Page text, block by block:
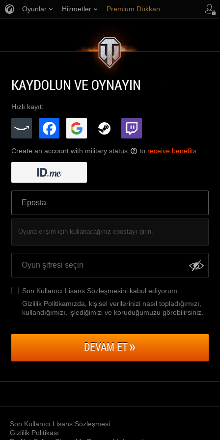
Oyunlar Hizmetler Premium Dükkan
KAYDOLUN VE OYNAYIN
Hızlı kayıt:
Create an account with military status ? to receive benefits:
Oyuna erişim için kullanacağınız epostayı girin.
Son Kullanıcı Lisans Sözleşmesini kabul ediyorum.
Gizlilik Politikamızda, kişisel verilerinizi nasıl topladığımızı,
kullandığımızı, işlediğimizi ve koruduğumuzu görebilirsiniz
DEVAM ET
Son Kullanıcı Lisans Sözleşmesi
Gizlilik Politikası